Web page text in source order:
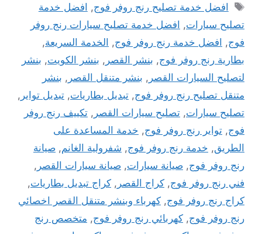
الوسوم
افضل خدمة تصليح رنج روفر فوج, افضل خدمة
تصليح سيارات, افضل خدمة تصليح سيارات رنج روفر
فوج, افضل خدمة رنج روفر فوج, الخدمة السريعة,
بطارية رنج روفر فوج, بنشر القصر , بنشر الكويت, بنشر
لتصليح السيارات القصر , بنشر متنقل القصر , بنشر
متنقل تصليح رنج روفر فوج, تبديل بطاريات, تبديل تواير ,
تصليح سيارات, تصليح سيارات القصر , تكييف رنج روفر
فوج, تواير رنج روفر فوج, خدمة المساعدة على
الطريق, خدمة رنج روفر فوج, شفرولية الغانم, صيانة
رنج روفر فوج, صيانة سيارات, صيانة سيارات القصر ,
فني رنج روفر فوج, كراج القصر , كراج تبديل بطاريات,
كراج رنج روفر فوج, كهرباء وبنشر متنقل القصر اخصائي
رنج روفر فوج, كهربائي رنج روفر فوج, متخصص رنج